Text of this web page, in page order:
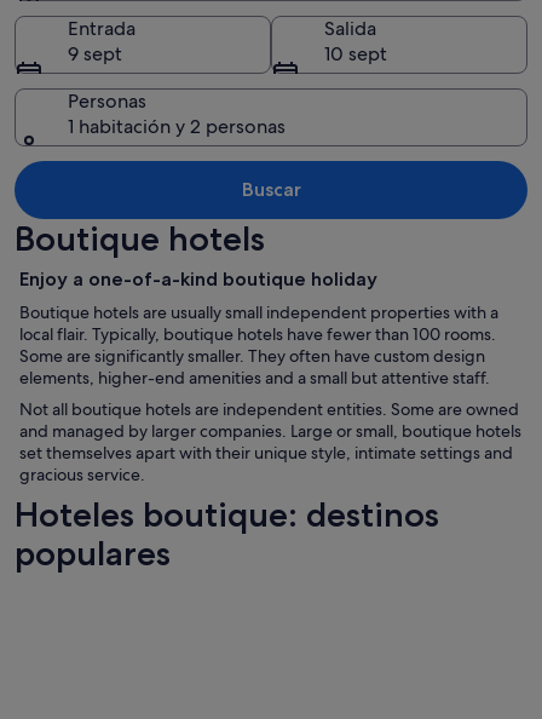
Destino
Entrada
9 sept
Salida
10 sept
Personas
1 habitación y 2 personas
Buscar
Boutique hotels
Enjoy a one-of-a-kind boutique holiday
Boutique hotels are usually small independent properties with a
local flair. Typically, boutique hotels have fewer than 100 rooms.
Some are significantly smaller. They often have custom design
elements, higher-end amenities and a small but attentive staff.
Not all boutique hotels are independent entities. Some are owned
and managed by larger companies. Large or small, boutique hotels
set themselves apart with their unique style, intimate settings and
gracious service.
Hoteles boutique: destinos
populares